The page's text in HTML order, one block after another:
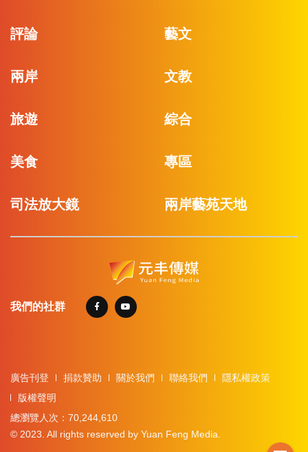
評論 藝文
兩岸 文教
旅遊 綜合
美食 專區
司法放大鏡 兩岸藝苑天地
我們的社群
廣告刊登 捐款贊助 關於我們 聯絡我們
隱私權政策
版權聲明
總瀏覽人次：70,244,610
© 2023. All rights reserved by Yuan Feng Media.